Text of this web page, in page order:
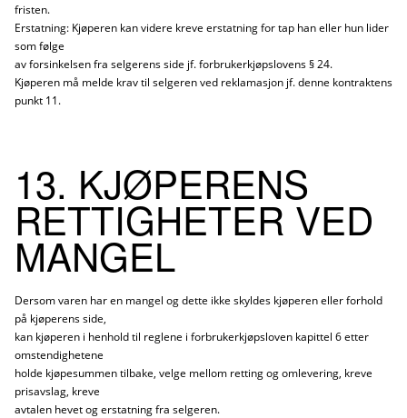
fristen.
Erstatning: Kjøperen kan videre kreve erstatning for tap han eller hun lider
som følge
av forsinkelsen fra selgerens side jf. forbrukerkjøpslovens § 24.
Kjøperen må melde krav til selgeren ved reklamasjon jf. denne kontraktens
punkt 11.
13. KJØPERENS
RETTIGHETER VED
MANGEL
Dersom varen har en mangel og dette ikke skyldes kjøperen eller forhold
på kjøperens side,
kan kjøperen i henhold til reglene i forbrukerkjøpsloven kapittel 6 etter
omstendighetene
holde kjøpesummen tilbake, velge mellom retting og omlevering, kreve
prisavslag, kreve
avtalen hevet og erstatning fra selgeren.